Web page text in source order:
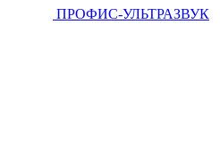
ПРОФИС-УЛЬТРАЗВУК